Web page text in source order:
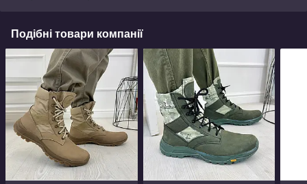
Подібні товари компанії